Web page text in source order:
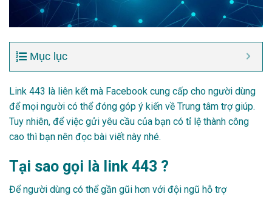
Mục lục
Link 443 là liên kết mà Facebook cung cấp cho người dùng
để mọi người có thể đóng góp ý kiến về Trung tâm trợ giúp.
Tuy nhiên, để việc gửi yêu cầu của bạn có tỉ lệ thành công
cao thì bạn nên đọc bài viết này nhé.
Tại sao gọi là link 443 ?
Để người dùng có thể gần gũi hơn với đội ngũ hỗ trợ